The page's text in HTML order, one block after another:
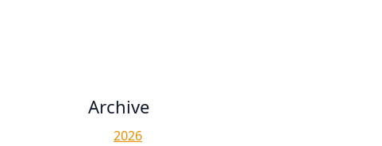
Archive
2026